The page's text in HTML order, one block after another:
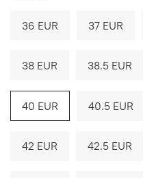
36 EUR 37 EUR
38 EUR 38.5 EUR
40 EUR 40.5 EUR
42 EUR 42.5 EUR